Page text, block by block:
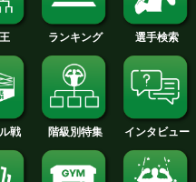
2015年
2014年